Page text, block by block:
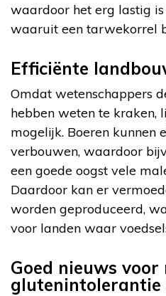
waardoor het erg lastig
waaruit een tarwekorrel
Efficiënte
Omdat wetenschappers
hebben weten te kraken,
mogelijk. Boeren kunnen
verbouwen, waardoor
een goede oogst vele
Daardoor kan er
worden geproduceerd,
voor landen waar
Goed nieuws voor
glutenintolerantie